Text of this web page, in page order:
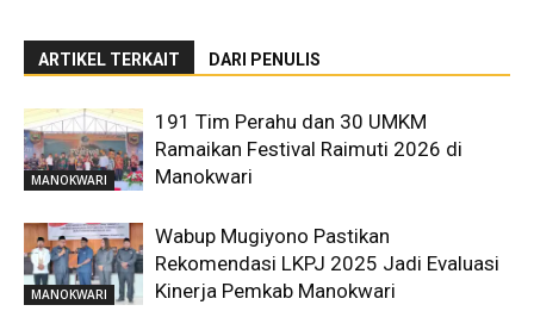
ARTIKEL TERKAIT DARI PENULIS
MANOKWARI
191 Tim Perahu dan 30 UMKM
Ramaikan Festival Raimuti 2026 di
Manokwari
MANOKWARI
Wabup Mugiyono Pastikan
Rekomendasi LKPJ 2025 Jadi Evaluasi
Kinerja Pemkab Manokwari